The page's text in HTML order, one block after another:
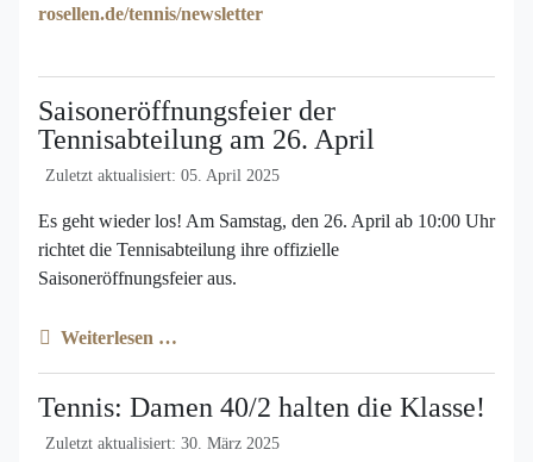
rosellen.de/tennis/newsletter
Saisoneröffnungsfeier der
Tennisabteilung am 26. April
Zuletzt aktualisiert: 05. April 2025
Es geht wieder los! Am Samstag, den 26. April ab 10:00 Uhr
richtet die Tennisabteilung ihre offizielle
Saisoneröffnungsfeier aus.
Weiterlesen …
Tennis: Damen 40/2 halten die Klasse!
Zuletzt aktualisiert: 30. März 2025